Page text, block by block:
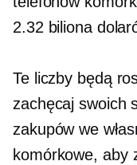
2.32 biliona
Te liczby będą
zachęcaj swoich
zakupów we
komórkowe, aby